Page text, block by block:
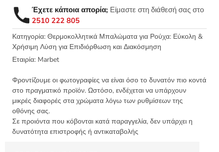
μπάλωμα
Born
to
win
90x90mm
-
APU01894
ποσότητα
Έχετε κάποια απορία; Είμαστε στη διάθεσή σας στο
2510 222 805
Κατηγορία: Θερμοκολλητικά Μπαλώματα για Ρούχα: Εύκολη &
Χρήσιμη Λύση για Επιδιόρθωση και Διακόσμηση
Εταιρία: Marbet
Φροντίζουμε οι φωτογραφίες να είναι όσο το δυνατόν πιο κοντά
στο πραγματικό προϊόν. Ωστόσο, ενδέχεται να υπάρχουν
μικρές διαφορές στα χρώματα λόγω των ρυθμίσεων της
οθόνης σας.
Σε προιόντα που κόβονται κατά παραγγελία, δεν υπάρχει η
δυνατότητα επιστροφής ή αντικαταβολής